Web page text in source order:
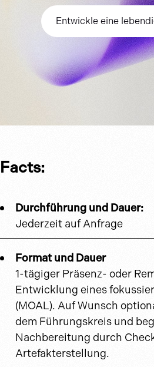
Entwickle eine
Facts:
Durchführung und Dauer:
Jederzeit auf Anfrage
Format und Dauer
1-tägiger Präsenz- oder
Entwicklung eines
(MOAL). Auf Wunsch
dem Führungskreis und
Nachbereitung durch
Artefakterstellung.